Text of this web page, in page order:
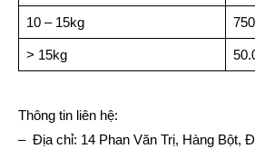
10 – 15kg
> 15kg
Thông tin liên hệ:
– Địa chỉ: 14 Phan Văn Trị, Hàng Bột,